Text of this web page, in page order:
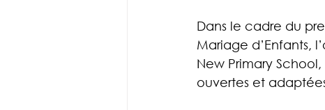
Dans le cadre du
Mariage d’Enfants,
New Primary
ouvertes et